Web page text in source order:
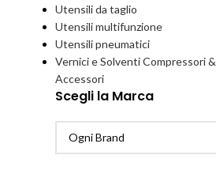
Utensili da taglio
Utensili multifunzione
Utensili pneumatici
Vernici e Solventi Compressori &
Accessori
Scegli la Marca